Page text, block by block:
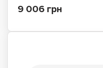
9 006 грн